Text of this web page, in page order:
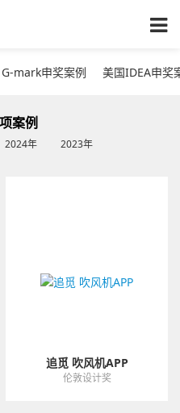
G-mark申奖案例 美国IDEA申奖
案例
2024年 2023年
追觅 吹风机APP
伦敦设计奖